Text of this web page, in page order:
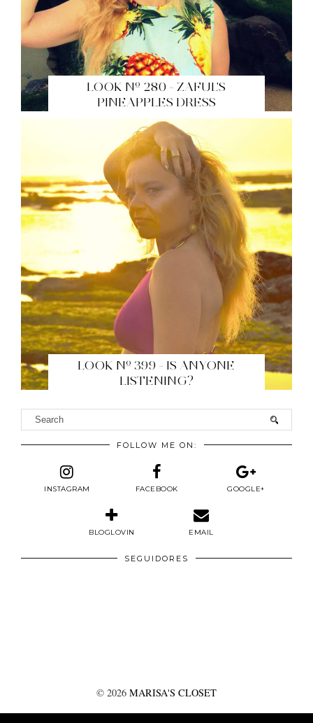
LOOK Nº 280 - ZAFUL'S
PINEAPPLES DRESS
LOOK Nº 399 - IS ANYONE
LISTENING?
FOLLOW ME ON:
INSTAGRAM FACEBOOK GOOGLE+
BLOGLOVIN EMAIL
SEGUIDORES
© 2026 MARISA'S CLOSET